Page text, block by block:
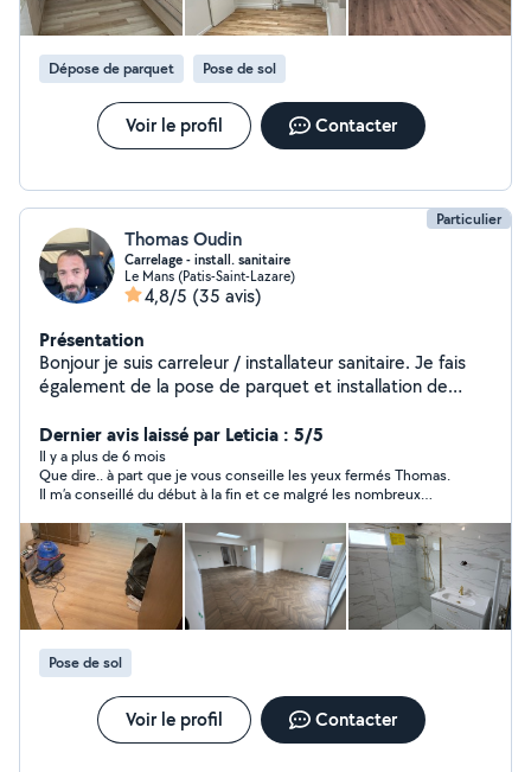
Dépose de parquet Pose de sol
Voir le profil Contacter
Particulier
Thomas Oudin
Carrelage - install. sanitaire
Le Mans (Patis-Saint-Lazare)
4,8/5 (35 avis)
Présentation
Bonjour je suis carreleur / installateur sanitaire. Je fais
également de la pose de parquet et installation de
montage de meubles, réparations en tout genre,
menuiserie intérieure, serrurerie, plomberie de base et
électricité de base, etc) N'hésitez pas Ps: merci de ne
pas laisser d'avis si nous n'avons pas fait affaire
ensemble, cela ne sert absolument à rien
Dernier avis laissé par Leticia : 5/5
Il y a plus de 6 mois
Que dire.. à part que je vous conseille les yeux fermés Thomas.
Il m’a conseillé du début à la fin et ce malgré les nombreux
à mes questions. Il est minutieux, et travaille à la perfection. Je
lui ai confié de nombreux travaux (pose carrelage, plomberie..)
dans ma maison et je lui confierai à nouveau les prochains
travaux. Si vous cherchez une personne fiable, honnête,
professionnelle, gentille, à l’écoute, je vous recommande à
100% Thomas. Encore merci, vous avez fait un super job! Le
meilleur artisan de la région!
Pose de sol
Voir le profil Contacter